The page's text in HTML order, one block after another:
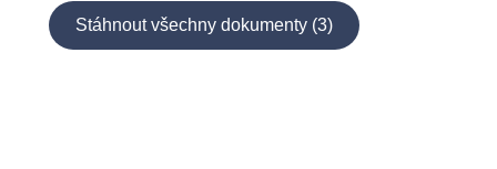
Stáhnout všechny dokumenty (3)